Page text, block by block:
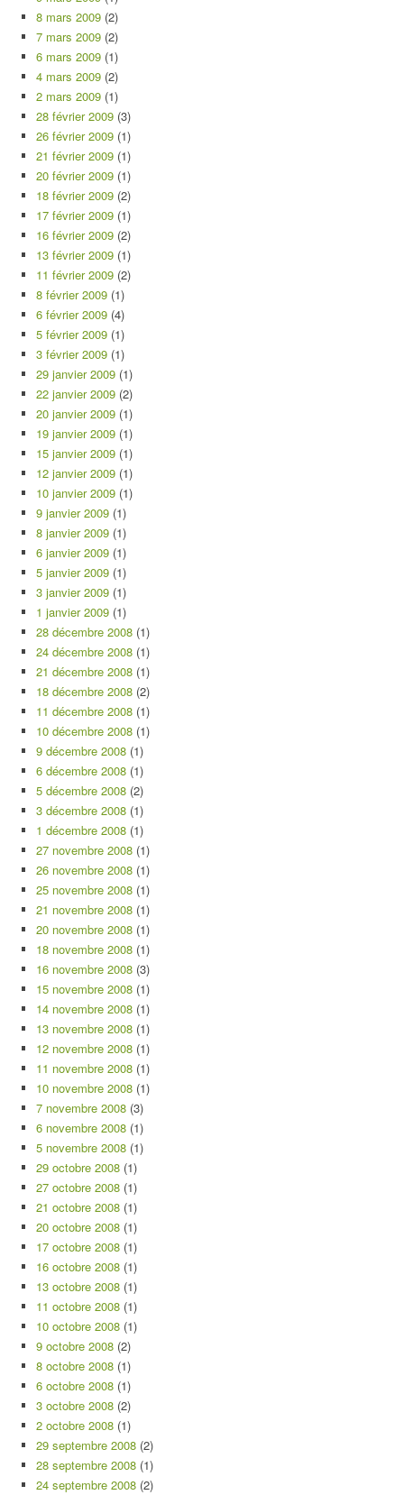
8 mars 2009 (2)
7 mars 2009 (2)
6 mars 2009 (1)
4 mars 2009 (2)
2 mars 2009 (1)
28 février 2009 (3)
26 février 2009 (1)
21 février 2009 (1)
20 février 2009 (1)
18 février 2009 (2)
17 février 2009 (1)
16 février 2009 (2)
13 février 2009 (1)
11 février 2009 (2)
8 février 2009 (1)
6 février 2009 (4)
5 février 2009 (1)
3 février 2009 (1)
29 janvier 2009 (1)
22 janvier 2009 (2)
20 janvier 2009 (1)
19 janvier 2009 (1)
15 janvier 2009 (1)
12 janvier 2009 (1)
10 janvier 2009 (1)
9 janvier 2009 (1)
8 janvier 2009 (1)
6 janvier 2009 (1)
5 janvier 2009 (1)
3 janvier 2009 (1)
1 janvier 2009 (1)
28 décembre 2008 (1)
24 décembre 2008 (1)
21 décembre 2008 (1)
18 décembre 2008 (2)
11 décembre 2008 (1)
10 décembre 2008 (1)
9 décembre 2008 (1)
6 décembre 2008 (1)
5 décembre 2008 (2)
3 décembre 2008 (1)
1 décembre 2008 (1)
27 novembre 2008 (1)
26 novembre 2008 (1)
25 novembre 2008 (1)
21 novembre 2008 (1)
20 novembre 2008 (1)
18 novembre 2008 (1)
16 novembre 2008 (3)
15 novembre 2008 (1)
14 novembre 2008 (1)
13 novembre 2008 (1)
12 novembre 2008 (1)
11 novembre 2008 (1)
10 novembre 2008 (1)
7 novembre 2008 (3)
6 novembre 2008 (1)
5 novembre 2008 (1)
29 octobre 2008 (1)
27 octobre 2008 (1)
21 octobre 2008 (1)
20 octobre 2008 (1)
17 octobre 2008 (1)
16 octobre 2008 (1)
13 octobre 2008 (1)
11 octobre 2008 (1)
10 octobre 2008 (1)
9 octobre 2008 (2)
8 octobre 2008 (1)
6 octobre 2008 (1)
3 octobre 2008 (2)
2 octobre 2008 (1)
29 septembre 2008 (2)
28 septembre 2008 (1)
24 septembre 2008 (2)